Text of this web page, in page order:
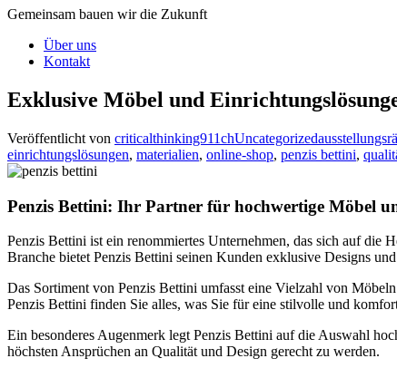
Gemeinsam bauen wir die Zukunft
Über uns
Kontakt
Exklusive Möbel und
Veröffentlicht von criticalthinking911chUncategorized
einrichtungslösungen, materialien, online-shop, penzis bettini,
Penzis Bettini: Ihr Partner für hochwertige Möbel
Penzis Bettini ist ein renommiertes Unternehmen, das sich auf
Branche bietet Penzis Bettini seinen Kunden exklusive Designs
Das Sortiment von Penzis Bettini umfasst eine Vielzahl von
Penzis Bettini finden Sie alles, was Sie für eine stilvolle und
Ein besonderes Augenmerk legt Penzis Bettini auf die Auswahl
höchsten Ansprüchen an Qualität und Design gerecht zu werden.